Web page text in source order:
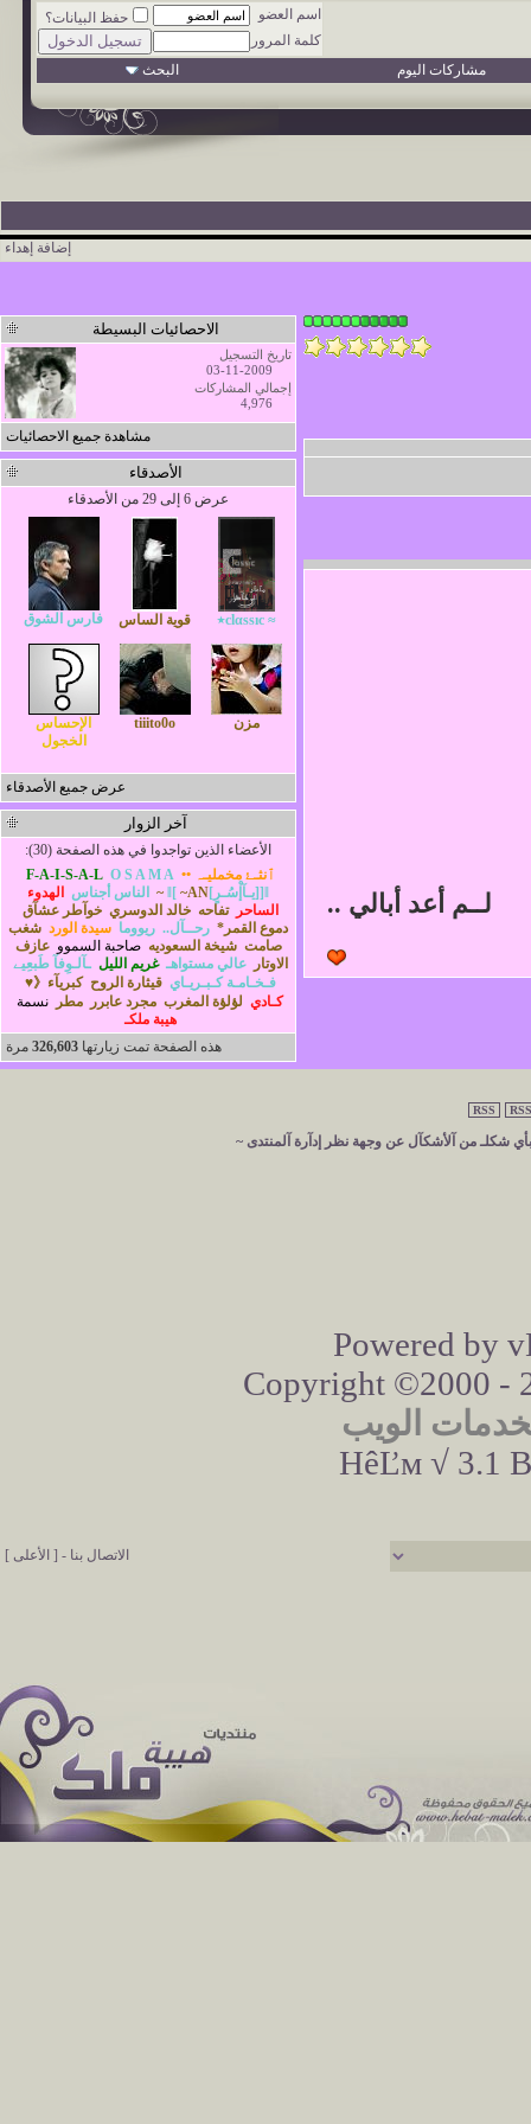
اسم العضو
حفظ البيانات؟
كلمة المرور
مشاركات اليوم
البحث
إضافة إهداء
لــم أعد أبالي ..
الاحصائيات البسيطة
تاريخ التسجيل
03-11-2009
إجمالي المشاركات
4,976
مشاهدة جميع الاحصائيات
الأصدقاء
عرض 6 إلى 29 من الأصدقاء
≈ ‏​‏​сlαssıс٭ قوية الساس فارس الشوق
مزن tiiito0o
الإحساس
الخجول
عرض جميع الأصدقاء
آخر الزوار
الأعضاء الذين تواجدوا في هذه الصفحة (30):
ٱنثـﮱ مخمليـﮧ ••
F-A-I-S-A-L O S A M A
]ǁ[يـآإْسُـرٍ]ǁ[
~AN~ الناس أجناس
الهدوء
الساحر
تفاحه خالد الدوسري خوآطر عشآق
دموع القمر* رحــآل.. ريووما سيدة الورد شغب
صامت شيخة السعوديه صاحبة السموو عازف
الاوتار
عالي مستواهـ غريم الليل ـآلـوِفآ طَبعِيے
فـخـامـة كـبـريـاي قيثارة الروح كبريآء《♥
كـادي لؤلؤة المغرب مجرد عابرر مطر
نسمة
هيبة ملكـ
هذه الصفحة تمت زيارتها 326,603 مرة
RSS
شكلـ من آلأشكآل عن وجهة نظر إدآرة آلمنتدى ~
Powered by
Copyright ©2000 -
الويب
HêĽм √ 3.1
الاتصال بنا - [ الأعلى ]